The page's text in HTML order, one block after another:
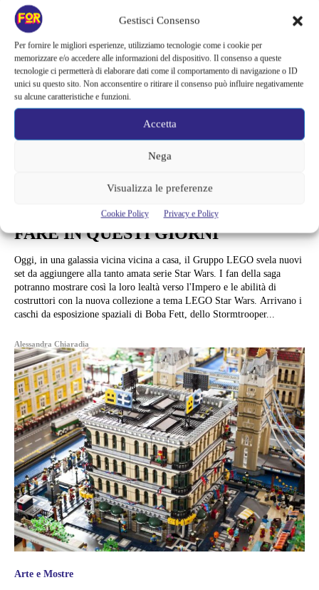
Gestisci Consenso
Per fornire le migliori esperienze, utilizziamo tecnologie come i cookie per
memorizzare e/o accedere alle informazioni del dispositivo. Il consenso a queste
tecnologie ci permetterà di elaborare dati come il comportamento di navigazione o ID
unici su questo sito. Non acconsentire o ritirare il consenso può influire negativamente
su alcune caratteristiche e funzioni.
Accetta
Nega
Visualizza le preferenze
Cookie Policy Privacy e Policy
USCITI I NUOVI LEGO STAR WARS
E NELL’ATTESA TANTI LEGO DA
FARE IN QUESTI GIORNI
Oggi, in una galassia vicina vicina a casa, il Gruppo LEGO svela nuovi
set da aggiungere alla tanto amata serie Star Wars. I fan della saga
potranno mostrare così la loro lealtà verso l'Impero e le abilità di
costruttori con la nuova collezione a tema LEGO Star Wars. Arrivano i
caschi da esposizione spaziali di Boba Fett, dello Stormtrooper...
Alessandra Chiaradia
Arte e Mostre